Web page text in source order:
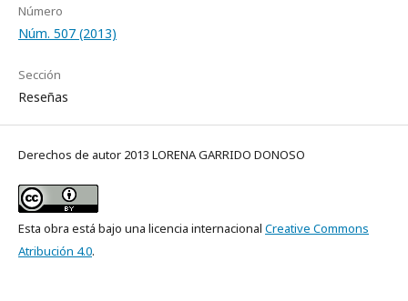
Número
Núm. 507 (2013)
Sección
Reseñas
Derechos de autor 2013 LORENA GARRIDO DONOSO
Esta obra está bajo una licencia internacional Creative Commons
Atribución 4.0.